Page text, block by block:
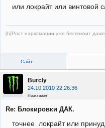
или локрайт или винтовой
[h]Рост наркомании уже беспокоит
Сайт
Burcly
24.10.2010 22:26:36
Неактивен
Re: Блокировки ДАК.
точнее локрайт или